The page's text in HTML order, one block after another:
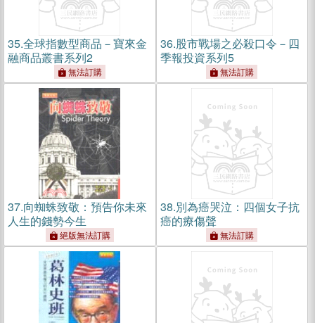
35.全球指數型商品－寶來金
融商品叢書系列2
無法訂購
36.股市戰場之必殺口令－四
季報投資系列5
無法訂購
37.向蜘蛛致敬：預告你未來
人生的錢勢今生
絕版無法訂購
38.別為癌哭泣：四個女子抗
癌的療傷聲
無法訂購